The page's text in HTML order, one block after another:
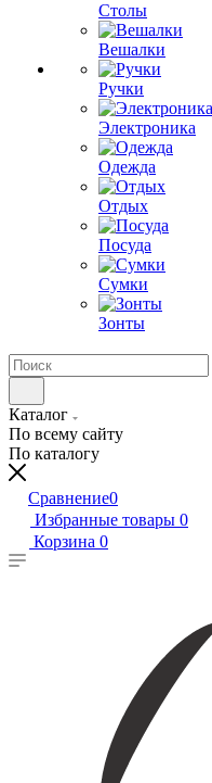
Столы
Вешалки
Ручки
Электроника
Одежда
Отдых
Посуда
Сумки
Зонты
Каталог
По всему сайту
По каталогу
Сравнение0
Избранные товары 0
Корзина 0